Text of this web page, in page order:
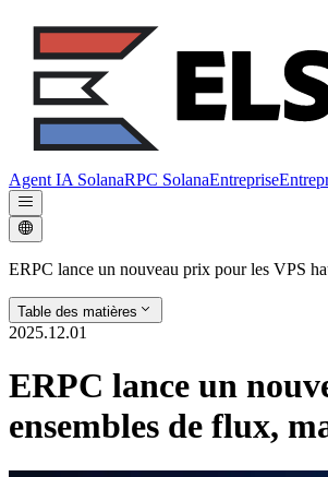
Agent IA SolanaRPC SolanaEntreprise
ERPC lance un nouveau prix pour les VPS
Table des matières
2025.12.01
ERPC lance un
ensembles de flux,